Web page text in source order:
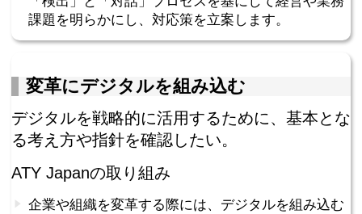
課題を明らかにし、対応策を立案します。
変革にデジタルを組み込む
デジタルを戦略的に活用するために、基本とな
る考え方や指針を確認したい。
ATY Japanの取り組み
企業や組織を変革する際には、デジタルを組み込む